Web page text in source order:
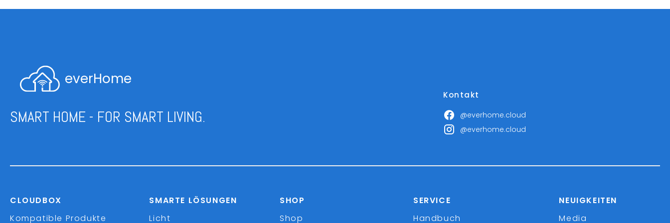
everHome
SMART HOME - FOR SMART LIVING.
Kontakt
@everhome.cloud
@everhome.cloud
CLOUDBOX
Kompatible Produkte
SMARTE LÖSUNGEN
Licht
SHOP
Shop
SERVICE
Handbuch
NEUIGKEITEN
Media